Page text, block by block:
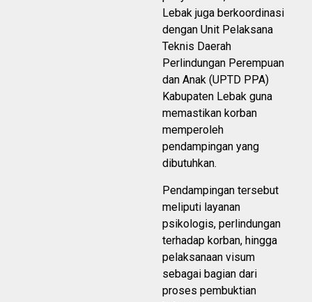
Lebak juga berkoordinasi
dengan Unit Pelaksana
Teknis Daerah
Perlindungan Perempuan
dan Anak (UPTD PPA)
Kabupaten Lebak guna
memastikan korban
memperoleh
pendampingan yang
dibutuhkan.
Pendampingan tersebut
meliputi layanan
psikologis, perlindungan
terhadap korban, hingga
pelaksanaan visum
sebagai bagian dari
proses pembuktian